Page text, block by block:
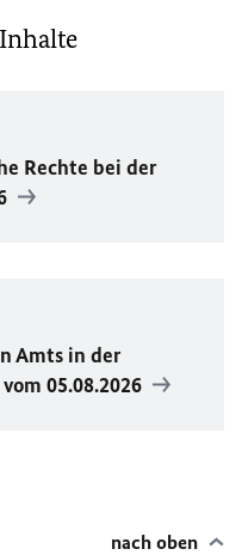
Rechte bei der
Amts in der
05.08.2026
nach oben